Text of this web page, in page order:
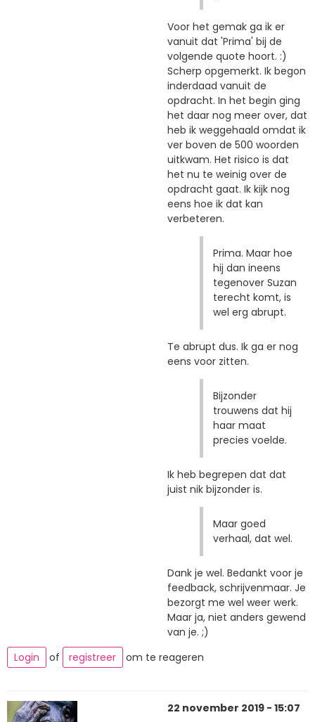
Voor het gemak ga ik er
vanuit dat 'Prima' bij de
volgende quote hoort. :)
Scherp opgemerkt. Ik begon
inderdaad vanuit de
opdracht. In het begin ging
het daar nog meer over, dat
heb ik weggehaald omdat ik
ver boven de 500 woorden
uitkwam. Het risico is dat
het nu te weinig over de
opdracht gaat. Ik kijk nog
eens hoe ik dat kan
verbeteren.
Prima. Maar hoe
hij dan ineens
tegenover Suzan
terecht komt, is
wel erg abrupt.
Te abrupt dus. Ik ga er nog
eens voor zitten.
Bijzonder
trouwens dat hij
haar maat
precies voelde.
Ik heb begrepen dat dat
juist nik bijzonder is.
Maar goed
verhaal, dat wel.
Dank je wel. Bedankt voor je
feedback, schrijvenmaar. Je
bezorgt me wel weer werk.
Maar ja, niet anders gewend
van je. ;)
Login
of registreer om te reageren
22 november 2019 - 15:07